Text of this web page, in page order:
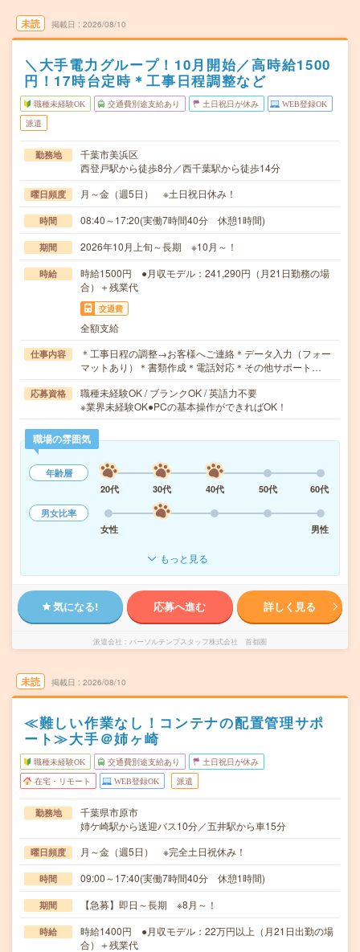
未読 掲載日 2026/08/10
＼大手電力グループ！10月開始／高時給1500
円！17時台定時＊工事日程調整など
職種未経験OK 交通費別途支給あり 土日祝日が休み WEB登録OK
派遣
勤務地
千葉市美浜区
西登戸駅から徒歩8分／西千葉駅から徒歩14分
曜日頻度 月～金（週5日） ※土日祝日休み！
時間 08:40～17:20(実働7時間40分 休憩1時間)
期間 2026年10月上旬～長期 ※10月～！
時給
時給1500円 ●月収モデル：241,290円（月21日勤務の場
合）＋残業代
交通費
全額支給
仕事内容
＊工事日程の調整→お客様へご連絡＊データ入力（フォー
マットあり）＊書類作成＊電話対応＊その他サポート…
応募資格
職種未経験OK / ブランクOK / 英語力不要
※業界未経験OK●PCの基本操作ができればOK！
職場の雰囲気
年齢層
20代
30代 40代 50代
60代
男女比率
女性
男性
もっと見る
気になる! 応募へ進む 詳しく見る
派遣会社 パーソルテンプスタッフ株式会社 首都圏
未読 掲載日 2026/08/10
≪難しい作業なし！コンテナの配置管理サポ
ート≫大手＠姉ヶ崎
職種未経験OK 交通費別途支給あり 土日祝日が休み
在宅・リモート WEB登録OK 派遣
勤務地
千葉県市原市
姉ケ崎駅から送迎バス10分／五井駅から車15分
曜日頻度 月～金（週5日） ※完全土日祝休み！
時間 09:00～17:40(実働7時間40分 休憩1時間)
期間 【急募】即日～長期 ※8月～！
時給
時給1400円 ●月収モデル：22万円以上（月21日出勤の場
合）＋残業代